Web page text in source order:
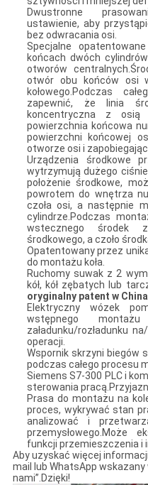
Dwustronne
ustawienie, aby
bez odwracania osi.
Specjalne
końcach dwóch
otworów
otwór obu końców osi
kołowego.Podczas
zapewnić, że linia
koncentryczna z osią
powierzchnia końcowa
powierzchni końcowej
otworze osi i
Urządzenia środkowe
wytrzymują dużego
położenie środkowe,
powrotem do wnętrza
czoła osi, a następnie
cylindrze.Podczas
wstecznego środek
środkowego, a czoło
Opatentowany przez
do montażu koła.
Ruchomy suwak z 2
kół, kół zębatych lub
oryginalny patent w
Elektryczny wózek
wstępnego
załadunku/rozładunku
operacji.
Wspornik skrzyni biegów
podczas całego procesu
Siemens S7-300 PLC i
sterowania
Prasa do montażu na
proces, wykrywać stan
analizować i
przemysłowego.Może
funkcji przemieszczenia i
Aby uzyskać więcej
mail lub WhatsApp
nami”.Dzięki!